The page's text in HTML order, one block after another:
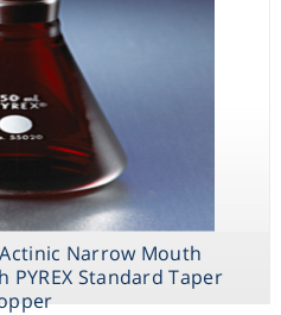
Actinic Narrow Mouth
PYREX Standard Taper